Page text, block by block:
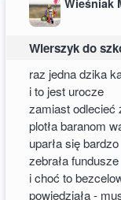
Wieśniak
Wierszyk do
raz jedna dzika
i to jest urocze
zamiast odlecieć
plotła baranom
uparła się bardzo
zebrała fundusze
i choć to
powiedziała -